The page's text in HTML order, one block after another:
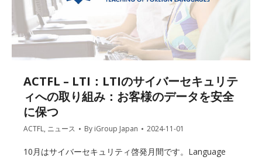
ACTFL – LTI：LTIのサイバーセキュリテ
ィへの取り組み：お客様のデータを安全
に保つ
ACTFL, ニュース By iGroup Japan 2024-11-01
10月はサイバーセキュリティ啓発月間です。Language